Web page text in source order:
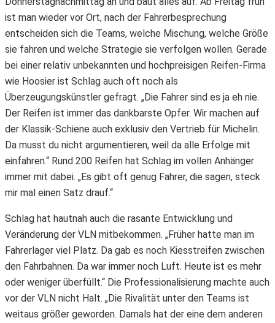
ist man wieder vor Ort, nach der Fahrerbesprechung
entscheiden sich die Teams, welche Mischung, welche Größe
sie fahren und welche Strategie sie verfolgen wollen. Gerade
bei einer relativ unbekannten und hochpreisigen Reifen-Firma
wie Hoosier ist Schlag auch oft noch als
Überzeugungskünstler gefragt. „Die Fahrer sind es ja eh nie.
Der Reifen ist immer das dankbarste Opfer. Wir machen auf
der Klassik-Schiene auch exklusiv den Vertrieb für Michelin.
Da musst du nicht argumentieren, weil da alle Erfolge mit
einfahren.“ Rund 200 Reifen hat Schlag im vollen Anhänger
immer mit dabei. „Es gibt oft genug Fahrer, die sagen, steck
mir mal einen Satz drauf.“
Schlag hat hautnah auch die rasante Entwicklung und
Veränderung der VLN mitbekommen. „Früher hatte man im
Fahrerlager viel Platz. Da gab es noch Kiesstreifen zwischen
den Fahrbahnen. Da war immer noch Luft. Heute ist es mehr
oder weniger überfüllt.“ Die Professionalisierung machte auch
vor der VLN nicht Halt. „Die Rivalität unter den Teams ist
weitaus größer geworden. Damals hat der eine dem anderen